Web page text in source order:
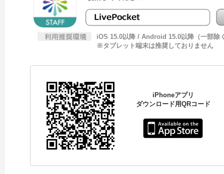
iOS 15.0以降 / Android 15.0以降（一部除
※タブレット端末は推奨しておりません
iPhoneアプリ
ダウンロード用QRコード